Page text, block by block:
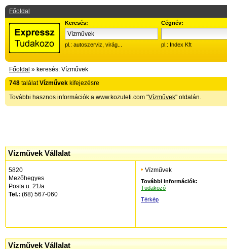
Főoldal
Keresés:
pl.: autoszerviz, virág...
Cégnév:
pl.: Index Kft
Főoldal » keresés: Vízművek
748 találatVízművek kifejezésre
További hasznos információk a www.kozuleti.com "Vízművek" oldalán.
Vízművek Vállalat
5820
Mezőhegyes
Posta u. 21/a
Tel.: (68) 567-060
Vízművek
További információk:
Tudakozó
Térkép
Vízművek Vállalat